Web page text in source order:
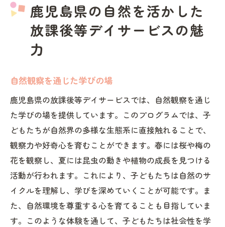
鹿児島県の自然を活かした
放課後等デイサービスの魅
力
自然観察を通じた学びの場
鹿児島県の放課後等デイサービスでは、自然観察を通じ
た学びの場を提供しています。このプログラムでは、子
どもたちが自然界の多様な生態系に直接触れることで、
観察力や好奇心を育むことができます。春には桜や梅の
花を観察し、夏には昆虫の動きや植物の成長を見つける
活動が行われます。これにより、子どもたちは自然のサ
イクルを理解し、学びを深めていくことが可能です。ま
た、自然環境を尊重する心を育てることも目指していま
す。このような体験を通して、子どもたちは社会性を学